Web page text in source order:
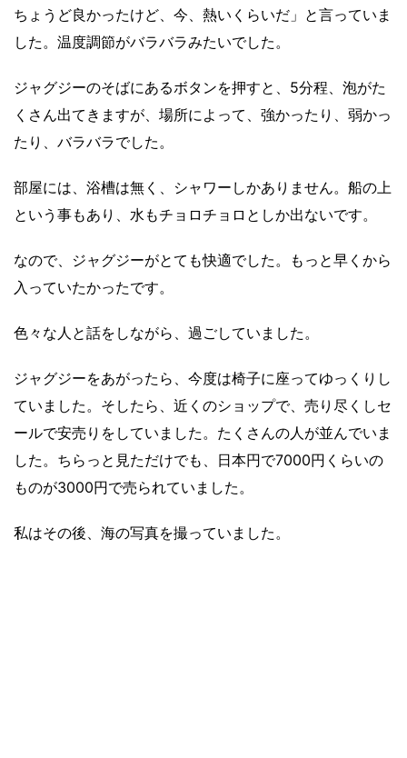
ちょうど良かったけど、今、熱いくらいだ」と言っていま
した。温度調節がバラバラみたいでした。
ジャグジーのそばにあるボタンを押すと、5分程、泡がた
くさん出てきますが、場所によって、強かったり、弱かっ
たり、バラバラでした。
部屋には、浴槽は無く、シャワーしかありません。船の上
という事もあり、水もチョロチョロとしか出ないです。
なので、ジャグジーがとても快適でした。もっと早くから
入っていたかったです。
色々な人と話をしながら、過ごしていました。
ジャグジーをあがったら、今度は椅子に座ってゆっくりし
ていました。そしたら、近くのショップで、売り尽くしセ
ールで安売りをしていました。たくさんの人が並んでいま
した。ちらっと見ただけでも、日本円で7000円くらいの
ものが3000円で売られていました。
私はその後、海の写真を撮っていました。